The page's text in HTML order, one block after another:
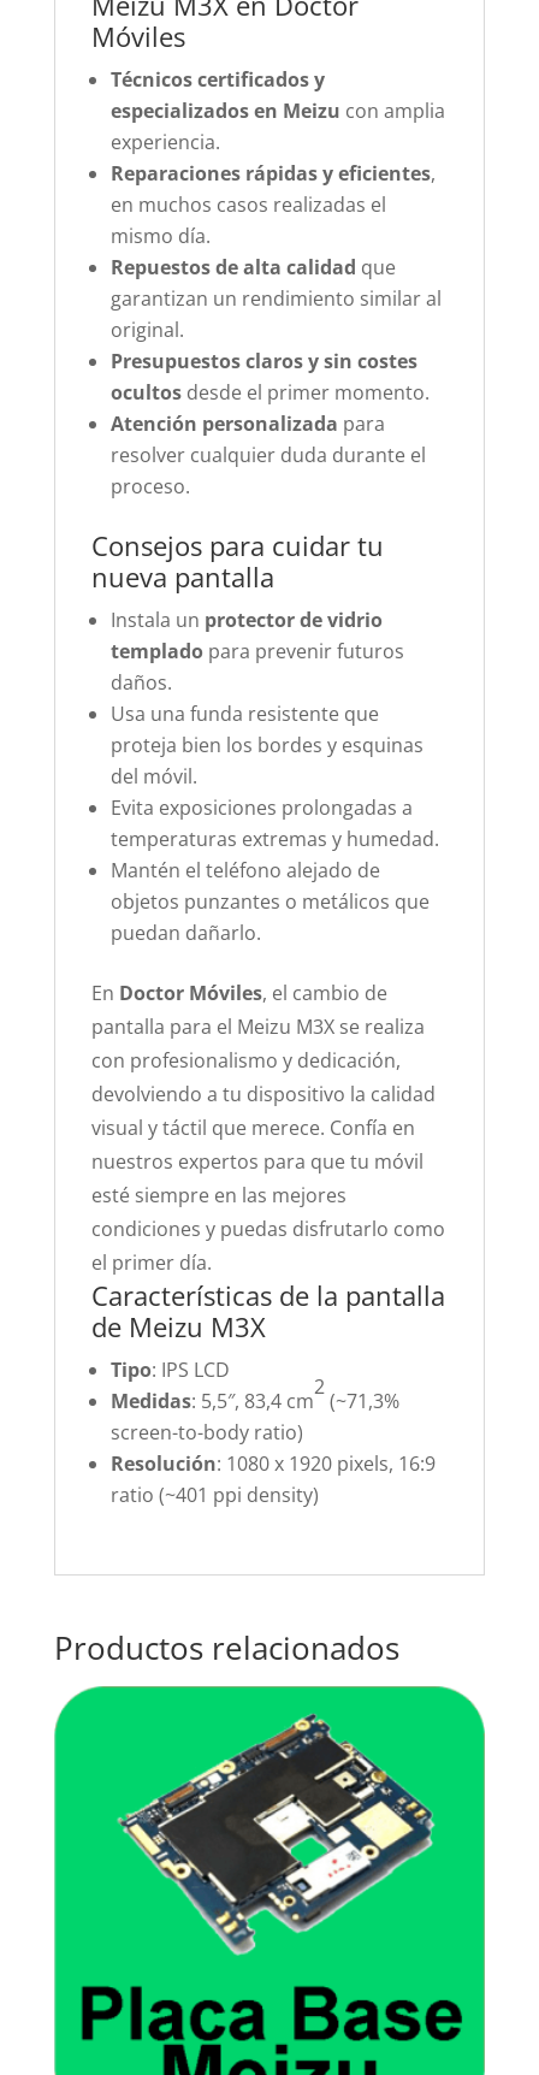
Móviles
Técnicos certificados y
especializados en Meizu con amplia
experiencia.
Reparaciones rápidas y eficientes,
en muchos casos realizadas el
mismo día.
Repuestos de alta calidad que
garantizan un rendimiento similar al
original.
Presupuestos claros y sin costes
ocultosdesde el primer momento.
Atención personalizada para
resolver cualquier duda durante el
proceso.
Consejos para cuidar tu
nueva pantalla
Instala un protector de vidrio
templadopara prevenir futuros
daños.
Usa una funda resistente que
proteja bien los bordes y esquinas
del móvil.
Evita exposiciones prolongadas a
temperaturas extremas y humedad.
Mantén el teléfono alejado de
objetos punzantes o metálicos que
puedan dañarlo.
En Doctor Móviles, el cambio de
pantalla para el Meizu M3X se realiza
con profesionalismo y dedicación,
devolviendo a tu dispositivo la calidad
visual y táctil que merece. Confía en
nuestros expertos para que tu móvil
esté siempre en las mejores
condiciones y puedas disfrutarlo como
el primer día.
Características de la pantalla
de Meizu M3X
Tipo: IPS LCD
Medidas: 5,5″, 83,4 cm
2
(~71,3%
screen-to-body ratio)
Resolución: 1080 x 1920 pixels, 16:9
ratio (~401 ppi density)
Productos relacionados